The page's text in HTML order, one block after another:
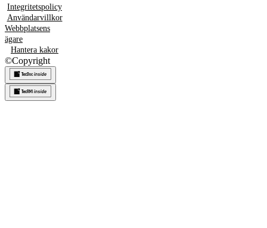
Integritetspolicy
Användarvillkor
Webbplatsens
ägare
Hantera kakor
©Copyright